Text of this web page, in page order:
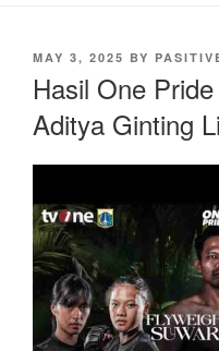
POSTED
MAY 3, 2025 BY
Hasil One
Aditya Ginting